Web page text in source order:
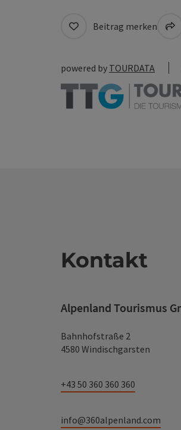
Beitrag merken
powered by TOURDATA
Kontakt
Alpenland Tourismus
Bahnhofstraße 2
4580 Windischgarsten
+43 50 360 360 360
info@360alpenland.com